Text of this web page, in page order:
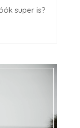
super is?